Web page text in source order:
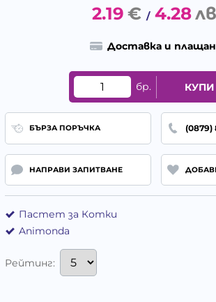
2.19 € / 4.28
Доставка и
бр. КУПИ
БЪРЗА ПОРЪЧКА (0879)
НАПРАВИ ЗАПИТВАНЕ
Пастет за Котки
Animonda
Рейтинг: